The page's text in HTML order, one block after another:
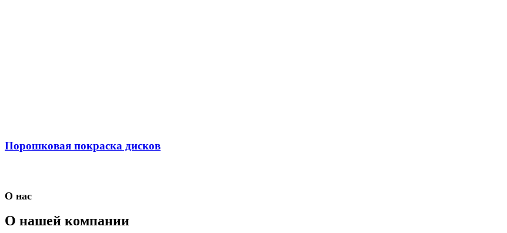
Порошковая покраска дисков
О нас
О нашей компании